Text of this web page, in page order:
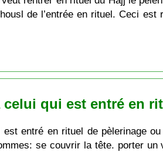
de l’entrée en rituel. Ceci
qui est entré en
entré en rituel de pèlerinage
se couvrir la tête. porter